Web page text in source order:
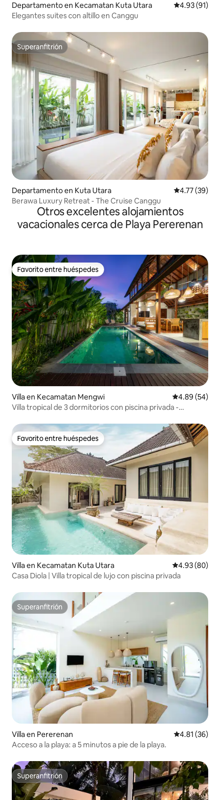
Departamento en Kecamatan Kuta Utara Calificación
4.93 (91)
Elegantes suites con altillo en Canggu
Superanfitrión
Superanfitrión
Departamento en Kuta Utara Calificación
4.77 (39)
Berawa Luxury Retreat - The Cruise Canggu
Otros excelentes alojamientos
vacacionales cerca de Playa Pererenan
Favorito entre huéspedes
Favorito entre huéspedes
Villa en Kecamatan Mengwi Calificación
4.89 (54)
Villa tropical de 3 dormitorios con piscina privada -
Favorito entre huéspedes
Favorito entre huéspedes
Villa en Kecamatan Kuta Utara Calificación
4.93 (80)
Casa Diola | Villa tropical de lujo con piscina privada
Superanfitrión
Superanfitrión
Villa en Pererenan Calificación
4.81 (36)
Acceso a la playa: a 5 minutos a pie de la playa.
Superanfitrión
Superanfitrión